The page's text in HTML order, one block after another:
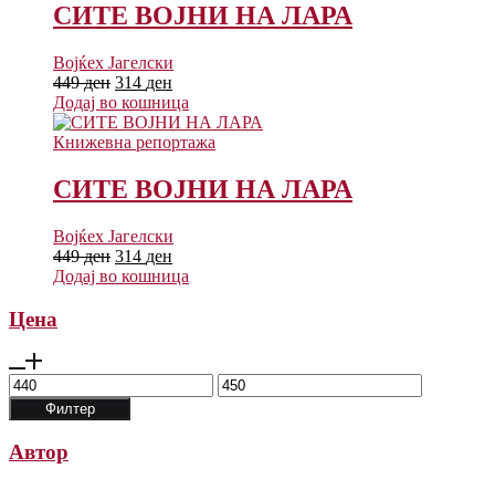
СИТЕ ВОЈНИ НА ЛАРА
Војќех Јагелcки
449ден 314 ден
Додај во кошница
Книжевна репортажа
СИТЕ ВОЈНИ НА ЛАРА
Војќех Јагелcки
449ден 314 ден
Додај во кошница
Цена
Мин.
цена
Макс.
цена
Филтер
Автор